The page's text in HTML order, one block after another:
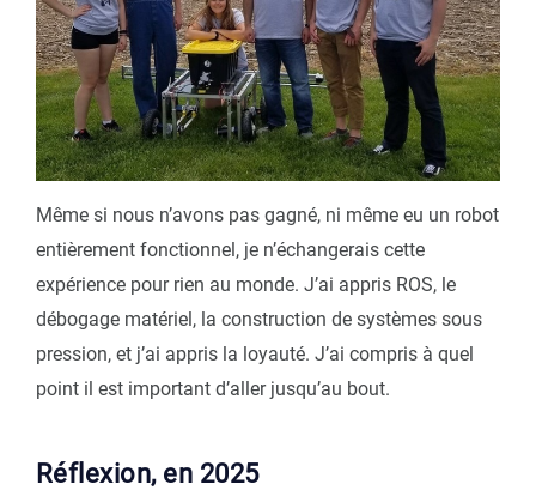
Même si nous n’avons pas gagné, ni même eu un robot
entièrement fonctionnel, je n’échangerais cette
expérience pour rien au monde. J’ai appris ROS, le
débogage matériel, la construction de systèmes sous
pression, et j’ai appris la loyauté. J’ai compris à quel
point il est important d’aller jusqu’au bout.
Réflexion, en 2025